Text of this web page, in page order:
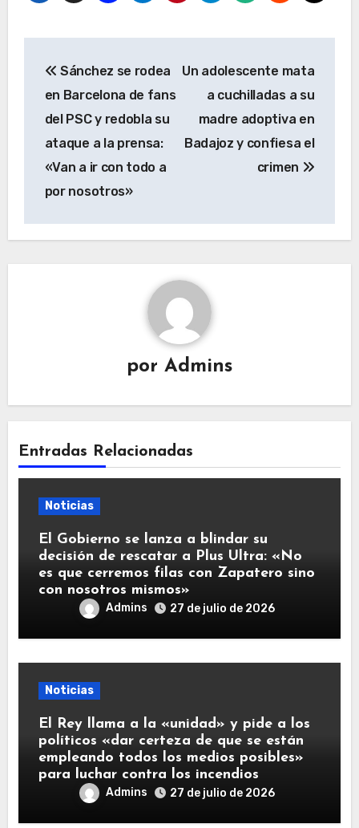
de
entradas
Sánchez se rodea
en Barcelona de fans
del PSC y redobla su
ataque a la prensa:
«Van a ir con todo a
por nosotros»
Un adolescente mata
a cuchilladas a su
madre adoptiva en
Badajoz y confiesa el
crimen
por Admins
Entradas Relacionadas
Noticias
El Gobierno se lanza a blindar su
decisión de rescatar a Plus Ultra: «No
es que cerremos filas con Zapatero sino
con nosotros mismos»
Admins 27 de julio de 2026
Noticias
El Rey llama a la «unidad» y pide a los
políticos «dar certeza de que se están
empleando todos los medios posibles»
para luchar contra los incendios
Admins 27 de julio de 2026